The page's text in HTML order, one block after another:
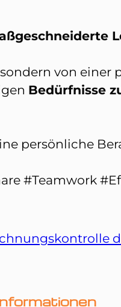
von einer
Bedürfnisse
persönliche
#Teamwork